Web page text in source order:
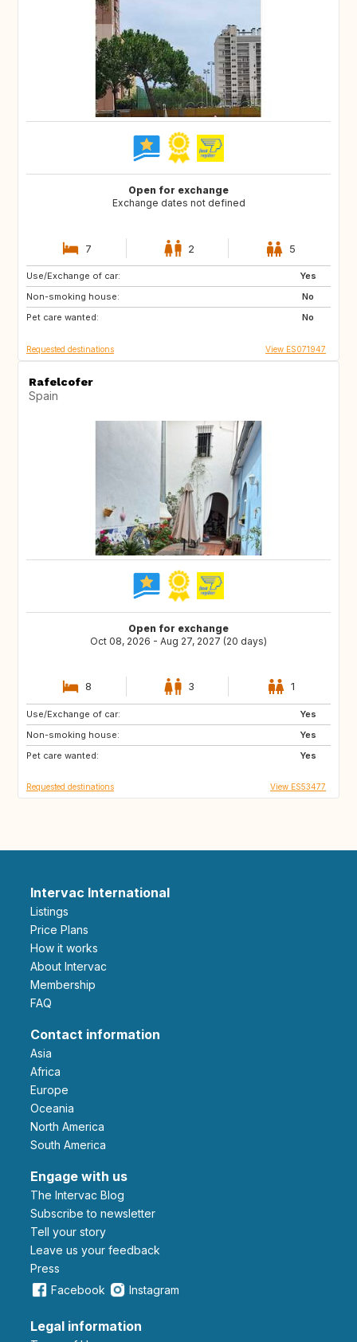
Open for exchange
Exchange dates not defined
7 2 5
Use/Exchange of car:
Yes
Non-smoking house:
No
Pet care wanted:
No
HR
IT
DE
Requested destinations View ES071947
Rafelcofer
Spain
Open for exchange
Oct 08, 2026 - Aug 27, 2027 (20 days)
8 3 1
Use/Exchange of car:
Yes
Non-smoking house:
Yes
Pet care wanted:
Yes
CH
NO
NZ
Requested destinations View ES53477
Intervac International
Listings
Price Plans
How it works
About Intervac
Membership
FAQ
Contact information
Asia
Africa
Europe
Oceania
North America
South America
Engage with us
The Intervac Blog
Subscribe to newsletter
Tell your story
leave us your feedback
Press
Facebook
Instagram
Legal information